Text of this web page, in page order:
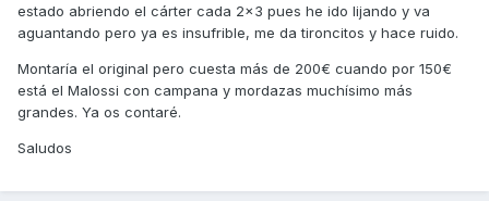
estado abriendo el cárter cada 2x3 pues he ido lijando y va
aguantando pero ya es insufrible, me da tironcitos y hace ruido.
Montaría el original pero cuesta más de 200€ cuando por 150€
está el Malossi con campana y mordazas muchísimo más
grandes. Ya os contaré.
Saludos